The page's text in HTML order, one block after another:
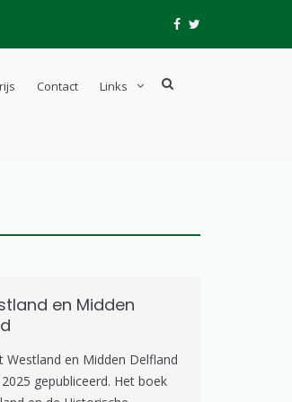
fb
Contact Links
Show
en Midden
Westland en Midden Delfland
gepubliceerd. Het boek